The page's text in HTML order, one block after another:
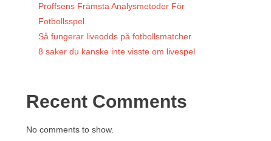
Proffsens Främsta Analysmetoder För
Fotbollsspel
Så fungerar liveodds på fotbollsmatcher
8 saker du kanske inte visste om livespel
Recent Comments
No comments to show.